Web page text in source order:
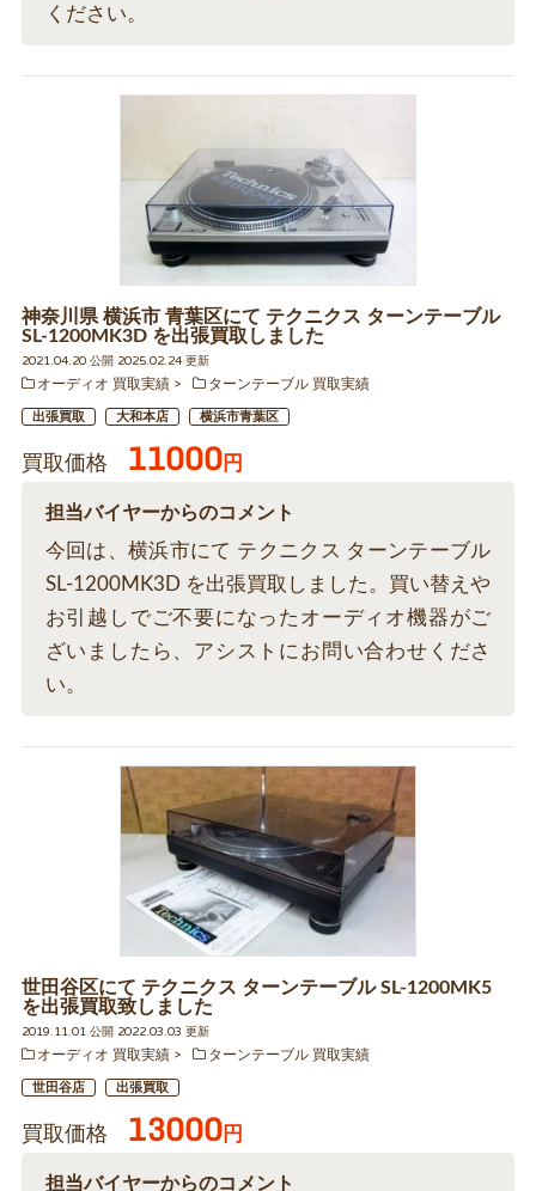
ください。
神奈川県 横浜市 青葉区にて テクニクス ターンテーブル
SL-1200MK3D を出張買取しました
2021.04.20 公開 2025.02.24 更新
オーディオ 買取実績
ターンテーブル 買取実績
出張買取 大和本店 横浜市青葉区
買取価格 11000円
担当バイヤーからのコメント
今回は、横浜市にて テクニクス ターンテーブル
SL-1200MK3D を出張買取しました。買い替えや
お引越しでご不要になったオーディオ機器がご
ざいましたら、アシストにお問い合わせくださ
い。
世田谷区にて テクニクス ターンテーブル SL-1200MK5
を出張買取致しました
2019.11.01 公開 2022.03.03 更新
オーディオ 買取実績
ターンテーブル 買取実績
世田谷店 出張買取
買取価格 13000円
担当バイヤーからのコメント